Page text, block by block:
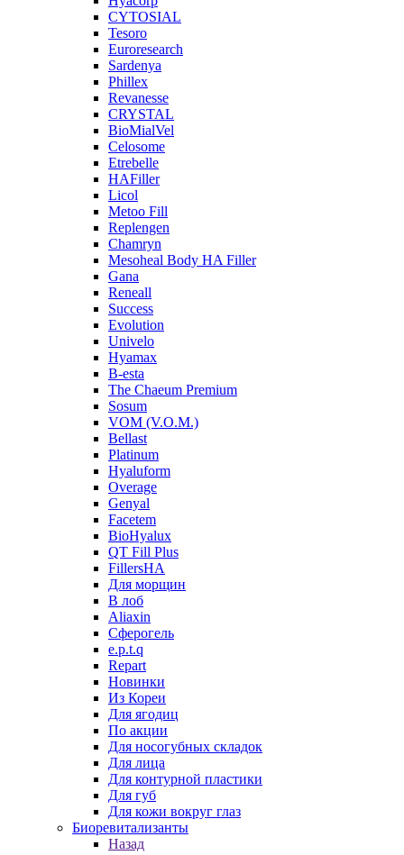
CYTOSIAL
Tesoro
Euroresearch
Sardenya
Phillex
Revanesse
CRYSTAL
BioMialVel
Celosome
Etrebelle
HAFiller
Licol
Metoo Fill
Replengen
Chamryn
Mesoheal Body HA Filler
Gana
Reneall
Success
Evolution
Univelo
Hyamax
B-esta
The Chaeum Premium
Sosum
VOM (V.O.M.)
Bellast
Platinum
Hyaluform
Overage
Genyal
Facetem
BioHyalux
QT Fill Plus
FillersHA
Для морщин
В лоб
Aliaxin
Сферогель
e.p.t.q
Repart
Новинки
Из Кореи
Для ягодиц
По акции
Для носогубных складок
Для лица
Для контурной пластики
Для губ
Для кожи вокруг глаз
Биоревитализанты
Назад